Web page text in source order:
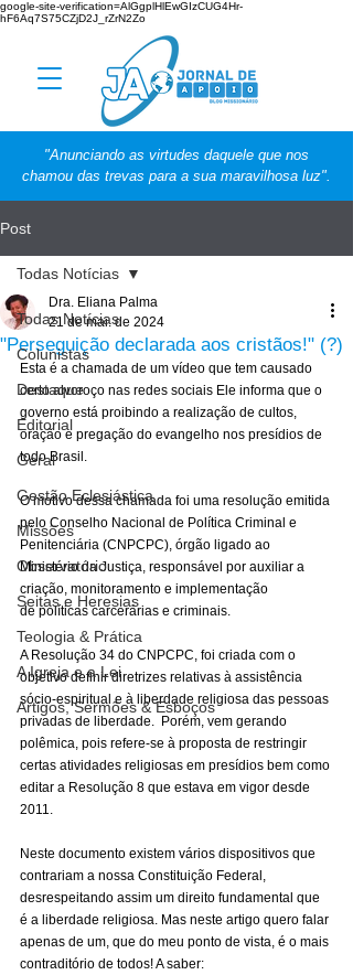
google-site-verification=AlGgplHlEwGIzCUG4Hr-
hF6Aq7S75CZjD2J_rZrN2Zo
"Anunciando as virtudes daquele que nos
chamou das trevas para a sua maravilhosa luz".
Post
Todas Notícias
Colunistas
Destaque
Editorial
Geral
Gestão Eclesiástica
Missões
Observatório
Seitas e Heresias
Teologia & Prática
A Igreja e a Lei
Artigos, Sermões & Esboços
Todas Notícias
"Perseguição declarada aos cristãos!" (?)
Dra. Eliana Palma
21 de mai. de 2024
Esta é a chamada de um vídeo que tem causado
certo alvoroço nas redes sociais Ele informa que o
governo está proibindo a realização de cultos,
oração e pregação do evangelho nos presídios de
todo Brasil.
O motivo dessa chamada foi uma resolução emitida
pelo Conselho Nacional de Política Criminal e
Penitenciária (CNPCPC), órgão ligado ao
Ministério da Justiça, responsável por auxiliar a
criação, monitoramento e implementação
de políticas carcerárias e criminais.
A Resolução 34 do CNPCPC, foi criada com o
objetivo definir diretrizes relativas à assistência
sócio-espiritual e à liberdade religiosa das pessoas
privadas de liberdade.  Porém, vem gerando
polêmica, pois refere-se à proposta de restringir
certas atividades religiosas em presídios bem como
editar a Resolução 8 que estava em vigor desde
2011.
Neste documento existem vários dispositivos que
contrariam a nossa Constituição Federal,
desrespeitando assim um direito fundamental que
é a liberdade religiosa. Mas neste artigo quero falar
apenas de um, que do meu ponto de vista, é o mais
contraditório de todos! A saber: